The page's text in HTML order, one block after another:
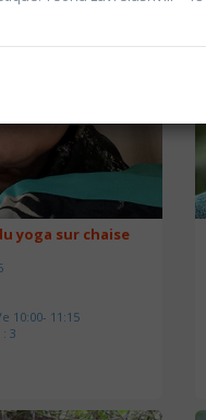
yoga sur chaise
10:00- 11:15
3